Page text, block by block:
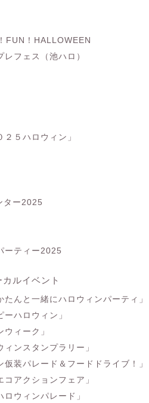
FUN！HALLOWEEN
フェス（池ハロ）
５ハロウィン」
ター2025
ーティー2025
ルイベント
たんと一緒にハロウィンパーティ」
ハロウィン」
ィーク」
ンスタンプラリー」
装パレード＆フードドライブ！」
アクションフェア」
ウィンパレード」